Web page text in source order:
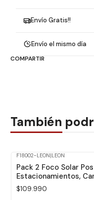
Envío Gratis!!
Envío el mismo día
COMPARTIR
También
F18002-LEON|LEON
Pack 2 Foco Solar
Estacionamientos,
$109.990